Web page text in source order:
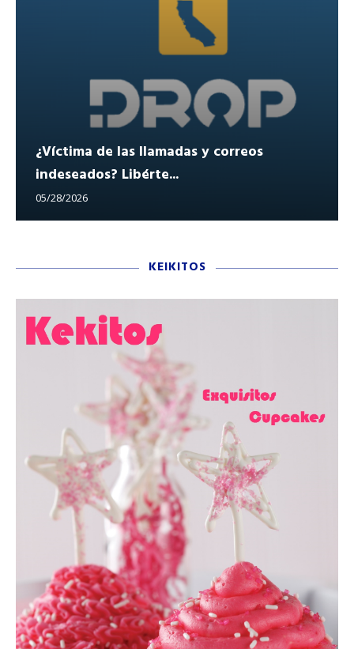
¿Víctima de las llamadas y correos
indeseados? Libérte...
05/28/2026
KEIKITOS